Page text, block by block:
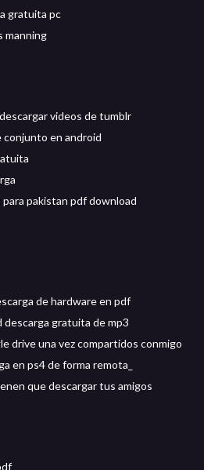
gratuita pc
manning
videos de tumblr
conjunto en android
para pakistan pdf download
de hardware en pdf
gratuita de mp3
drive una vez compartidos conmigo
en ps4 de forma remota_
que descargar tus amigos